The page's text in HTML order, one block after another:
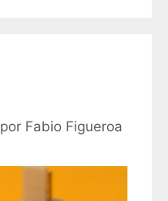
por Fabio Figueroa